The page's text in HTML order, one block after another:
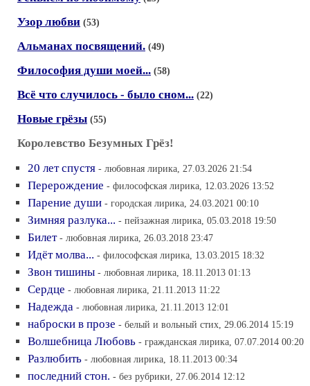
Узор любви (53)
Альманах посвящений. (49)
Философия души моей... (58)
Всё что случилось - было сном... (22)
Новые грёзы (55)
Королевство Безумных Грёз!
20 лет спустя - любовная лирика, 27.03.2026 21:54
Перерождение - философская лирика, 12.03.2026 13:52
Парение души - городская лирика, 24.03.2021 00:10
Зимняя разлука... - пейзажная лирика, 05.03.2018 19:50
Билет - любовная лирика, 26.03.2018 23:47
Идёт молва... - философская лирика, 13.03.2015 18:32
Звон тишины - любовная лирика, 18.11.2013 01:13
Сердце - любовная лирика, 21.11.2013 11:22
Надежда - любовная лирика, 21.11.2013 12:01
наброски в прозе - белый и вольный стих, 29.06.2014 15:19
Волшебница Любовь - гражданская лирика, 07.07.2014 00:20
Разлюбить - любовная лирика, 18.11.2013 00:34
последний стон. - без рубрики, 27.06.2014 12:12